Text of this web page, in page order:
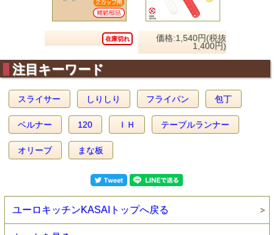
在庫切れ
価格:1,540円(税抜
1,400円)
注目キーワード
スライサー しりしり フライパン 包丁
ベルナー 120 ＩＨ テーブルランナー
オリーブ まな板
ユーロキッチンKASAIトップへ戻る